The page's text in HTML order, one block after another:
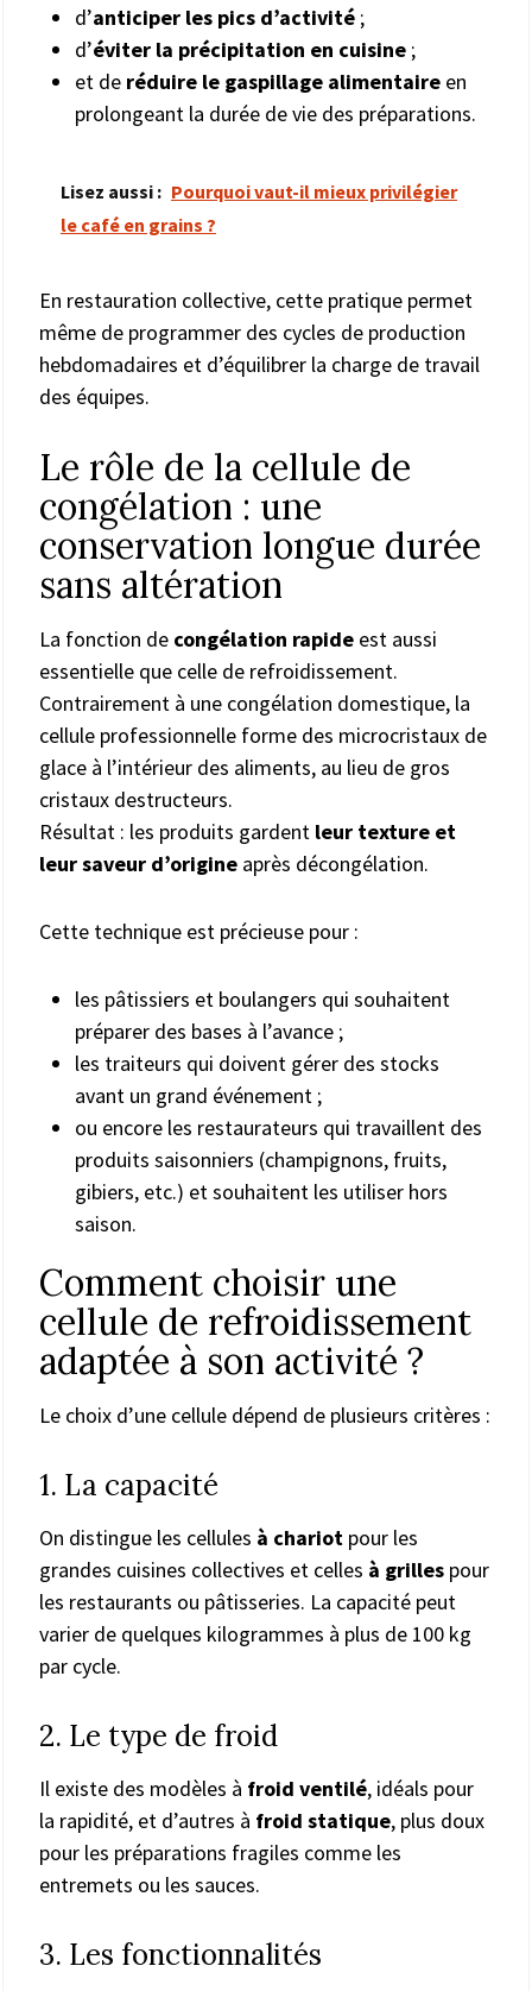
d’anticiper les pics d’activité ;
d’éviter la précipitation en cuisine ;
et de réduire le gaspillage alimentaire en
prolongeant la durée de vie des préparations.
Lisez aussi : Pourquoi vaut-il mieux privilégier
le café en grains ?
En restauration collective, cette pratique permet
même de programmer des cycles de production
hebdomadaires et d’équilibrer la charge de travail
des équipes.
Le rôle de la cellule de
congélation : une
conservation longue durée
sans altération
La fonction de congélation rapide est aussi
essentielle que celle de refroidissement.
Contrairement à une congélation domestique, la
cellule professionnelle forme des microcristaux de
glace à l’intérieur des aliments, au lieu de gros
cristaux destructeurs.
Résultat : les produits gardent leur texture et
leur saveur d’origine après décongélation.
Cette technique est précieuse pour :
les pâtissiers et boulangers qui souhaitent
préparer des bases à l’avance ;
les traiteurs qui doivent gérer des stocks
avant un grand événement ;
ou encore les restaurateurs qui travaillent des
produits saisonniers (champignons, fruits,
gibiers, etc.) et souhaitent les utiliser hors
saison.
Comment choisir une
cellule de refroidissement
adaptée à son activité ?
Le choix d’une cellule dépend de plusieurs critères :
1. La capacité
On distingue les cellules à chariot pour les
grandes cuisines collectives et celles à grilles pour
les restaurants ou pâtisseries. La capacité peut
varier de quelques kilogrammes à plus de 100 kg
par cycle.
2. Le type de froid
Il existe des modèles à froid ventilé, idéals pour
la rapidité, et d’autres à froid statique, plus doux
pour les préparations fragiles comme les
entremets ou les sauces.
3. Les fonctionnalités